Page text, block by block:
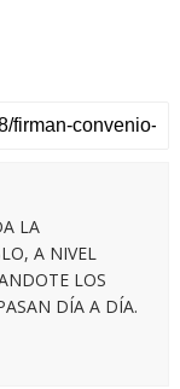
LA
A NIVEL
LOS
DÍA A DÍA.